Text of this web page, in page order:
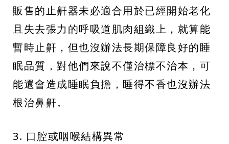
販售的止鼾器未必適合用於已經開始老化
且失去張力的呼吸道肌肉組織上，就算能
暫時止鼾，但也沒辦法長期保障良好的睡
眠品質，對他們來說不僅治標不治本，可
能還會造成睡眠負擔，睡得不香也沒辦法
根治鼻鼾。
3. 口腔或咽喉結構異常